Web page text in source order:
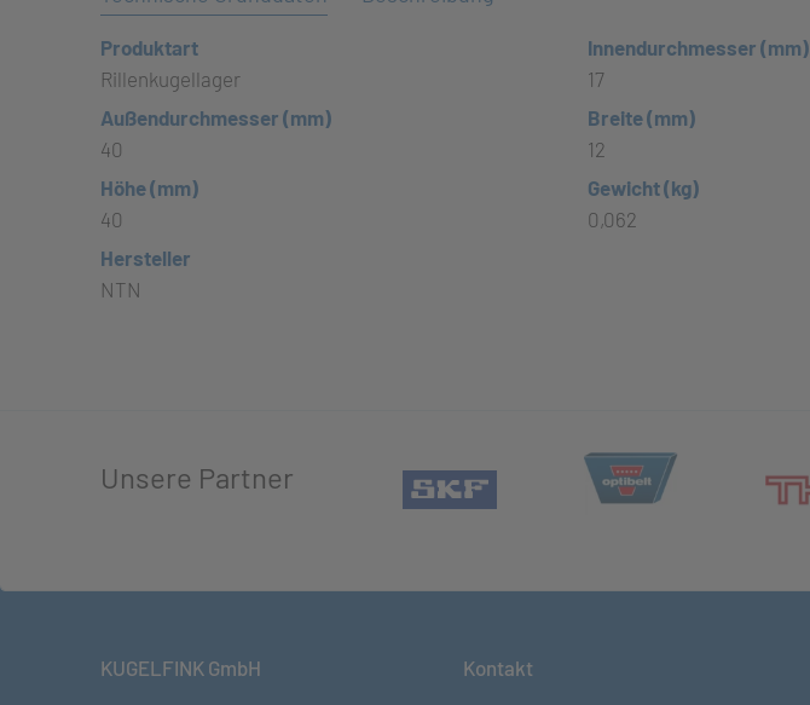
Produktart
Rillenkugellager
Innendurchmesser (mm)
17
Außendurchmesser (mm)
40
Breite (mm)
12
Höhe (mm)
40
Gewicht (kg)
0,062
Hersteller
NTN
Unsere Partner (öffnet in neuem Tab)
KUGELFINK GmbH Kontakt